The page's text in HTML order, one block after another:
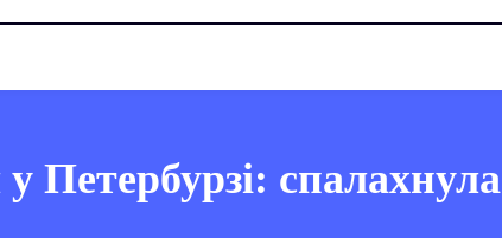
Петербурзі: спалахнула